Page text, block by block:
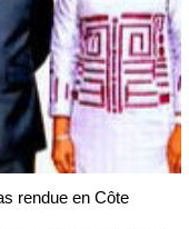
rendue en Côte